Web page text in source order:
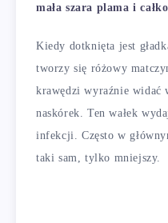
mała szara plama i
Kiedy dotknięta jest
tworzy się różowy
krawędzi wyraźnie widać
naskórek. Ten wałek
infekcji. Często w
taki sam, tylko mniejszy.